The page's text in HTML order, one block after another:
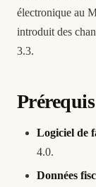
électronique au
introduit des
3.3.
Prérequis
Logiciel de
4.0.
Données